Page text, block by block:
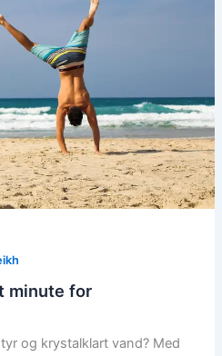
minute for
og krystalklart vand? Med